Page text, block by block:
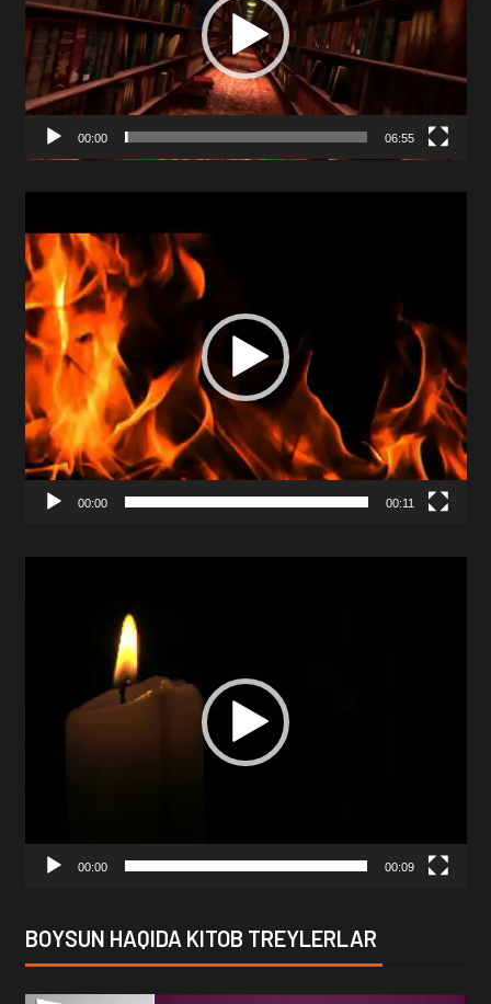
00:00 06:55
Player
00:00 00:11
00:00 00:09
BOYSUN HAQIDA KITOB TREYLERLAR